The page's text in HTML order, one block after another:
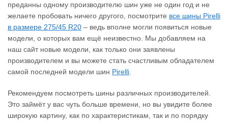
преданны одному производителю шин уже не один год и не
желаете пробовать ничего другого, посмотрите все шины Pirelli
в размере 275/45 R20 – ведь вполне могли появиться новые
модели, о которых вам ещё неизвестно. Мы добавляем на
наш сайт новые модели, как только они заявлены
производителем и вы можете стать счастливым обладателем
самой последней модели шин Pirelli.
Рекомендуем посмотреть шины различных производителей.
Это займёт у вас чуть больше времени, но вы увидите более
широкую картину, как по характеристикам, так и по порядку